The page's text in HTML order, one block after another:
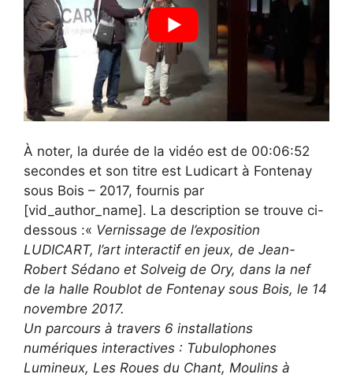
À noter, la durée de la vidéo est de 00:06:52
secondes et son titre est Ludicart à Fontenay
sous Bois – 2017, fournis par
[vid_author_name]. La description se trouve ci-
dessous :« Vernissage de l’exposition
LUDICART, l’art interactif en jeux, de Jean-
Robert Sédano et Solveig de Ory, dans la nef
de la halle Roublot de Fontenay sous Bois, le 14
novembre 2017.
Un parcours à travers 6 installations
numériques interactives : Tubulophones
Lumineux, Les Roues du Chant, Moulins à